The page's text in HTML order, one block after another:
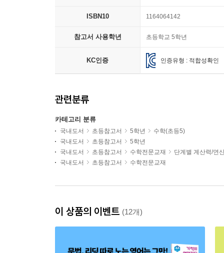
ISBN10 1164064142
참고서 사용학년 초등학교 5학년
KC인증 인증유형 : 적합성확인
관련분류
카테고리 분류
국내도서 초등참고서 5학년
수학(초등5)
국내도서
초등참고서
5학년
국내도서
초등참고서 수학전문교재
단계별 계산력/연
국내도서
초등참고서 수학전문교재
이 상품의 이벤트 (12개)